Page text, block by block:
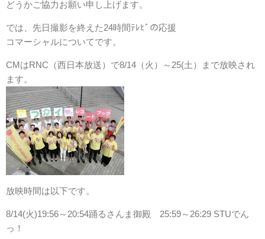
どうかご協力お願い申し上げます。
では、先日撮影を終えた24時間ﾃﾚﾋﾞの応援
コマーシャルについてです。
CMはRNC（西日本放送）で8/14（火）～25(土）まで放映され
ます。
放映時間は以下です。
8/14(火)19:56～20:54踊るさんま御殿 25:59～26:29 STUでん
っ！